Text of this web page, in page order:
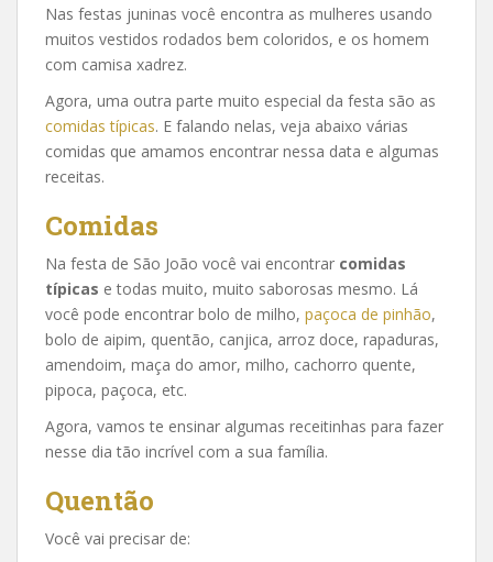
Nas festas juninas você encontra as mulheres usando
muitos vestidos rodados bem coloridos, e os homem
com camisa xadrez.
Agora, uma outra parte muito especial da festa são as
comidas típicas. E falando nelas, veja abaixo várias
comidas que amamos encontrar nessa data e algumas
receitas.
Comidas
Na festa de São João você vai encontrar comidas
típicas e todas muito, muito saborosas mesmo. Lá
você pode encontrar bolo de milho, paçoca de pinhão,
bolo de aipim, quentão, canjica, arroz doce, rapaduras,
amendoim, maça do amor, milho, cachorro quente,
pipoca, paçoca, etc.
Agora, vamos te ensinar algumas receitinhas para fazer
nesse dia tão incrível com a sua família.
Quentão
Você vai precisar de: